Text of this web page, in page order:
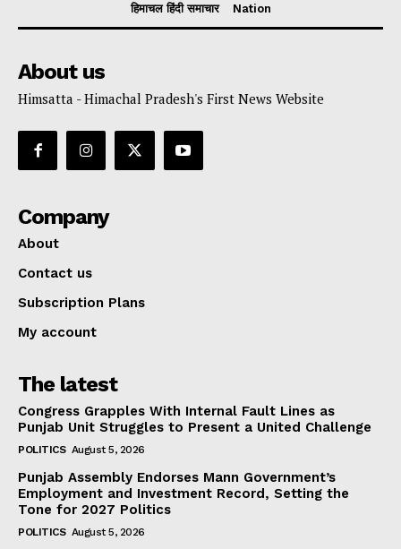
हिमाचल हिंदी समाचार
Nation
About us
Himsatta - Himachal Pradesh's First News Website
Company
About
Contact us
Subscription Plans
My account
The latest
Congress Grapples With Internal Fault Lines as
Punjab Unit Struggles to Present a United Challenge
POLITICS August 5, 2026
Punjab Assembly Endorses Mann Government’s
Employment and Investment Record, Setting the
Tone for 2027 Politics
POLITICS August 5, 2026